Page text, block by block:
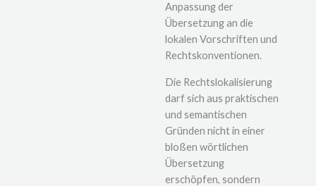
Anpassung der
Übersetzung an die
lokalen Vorschriften und
Rechtskonventionen.
Die Rechtslokalisierung
darf sich aus praktischen
und semantischen
Gründen nicht in einer
bloßen wörtlichen
Übersetzung
erschöpfen, sondern